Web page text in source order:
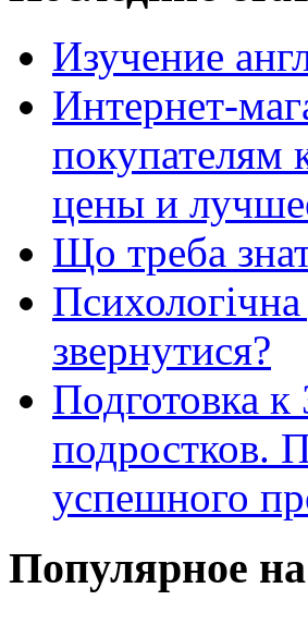
Изучение
Интернет-
покупателям
цены и
Що треба
звернутися?
Подготовка
подростков.
успешного
Популярное